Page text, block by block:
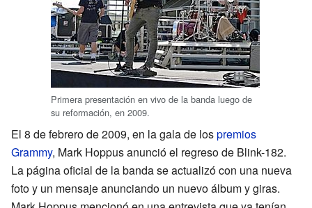
Primera presentación en vivo de la banda luego de
su reformación, en 2009.
El 8 de febrero de 2009, en la gala de lospremios
Grammy, Mark Hoppus anunció el regreso de Blink-182.
La página oficial de la banda se actualizó con una nueva
foto y un mensaje anunciando un nuevo álbum y giras.